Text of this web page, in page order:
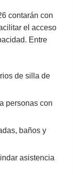
contarán con
el acceso
Entre
de silla de
personas con
baños y
asistencia